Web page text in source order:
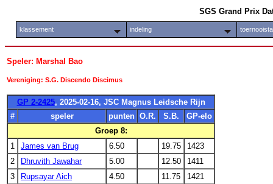
SGS Grand Prix
klassement indeling
Speler: Marshal Bao
Vereniging: S.G. Discendo Discimus
GP 2-2425, 2025-02-16, JSC Magnus Leidsche Rijn
#
speler punten O.R. S.B.
GP-elo
Groep 8:
1
James van Brug 6.50 19.75
1423
2
Dhruvith Jawahar 5.00 12.50
1411
3
Rupsayar Aich 4.50 11.75
1421